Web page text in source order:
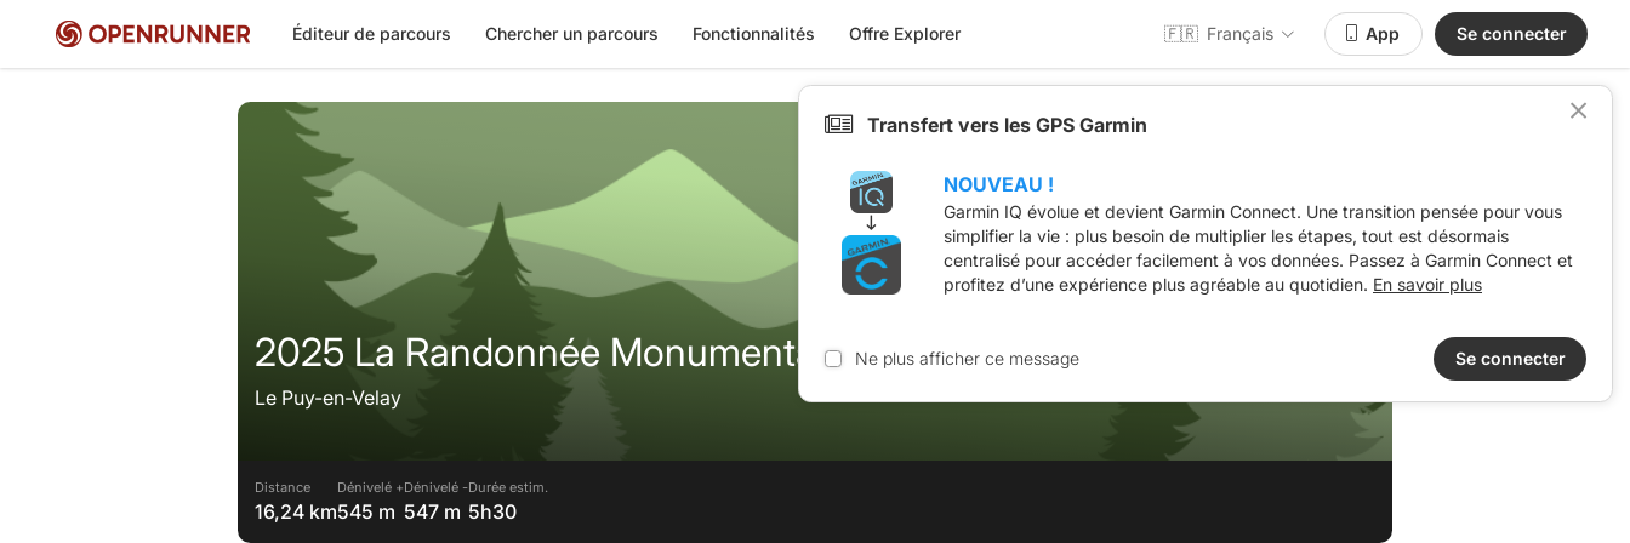
Éditeur de parcours Chercher un parcours Fonctionnalités Offre Explorer 🇫🇷 Français App Se connecter
2025 La Randonnée Monumentale 18Km 500D
Le Puy-en-Velay
Distance
16,24 km
Dénivelé +
545 m
Dénivelé -
547 m
Durée estim.
5h30
Transfert vers les GPS Garmin
NOUVEAU !
Garmin IQ évolue et devient Garmin Connect. Une transition pensée pour vous
simplifier la vie : plus besoin de multiplier les étapes, tout est désormais
centralisé pour accéder facilement à vos données. Passez à Garmin Connect et
profitez d’une expérience plus agréable au quotidien. En savoir plus
Ne plus afficher ce message Se connecter